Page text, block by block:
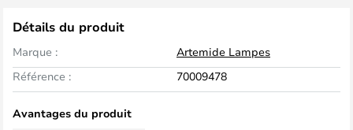
Détails du produit
Marque :
Artemide Lampes
Référence :
70009478
Avantages du produit